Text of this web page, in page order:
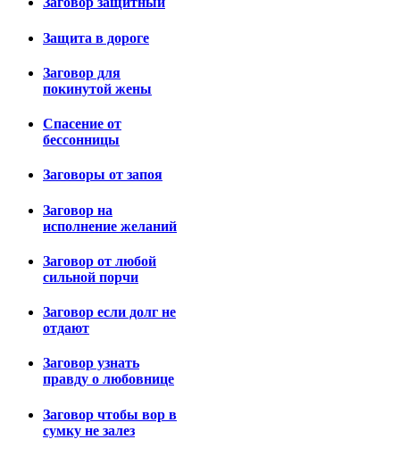
Защита в дороге
Заговор для
покинутой жены
Спасение от
бессонницы
Заговоры от запоя
Заговор на
исполнение желаний
Заговор от любой
сильной порчи
Заговор если долг не
отдают
Заговор узнать
правду о любовнице
Заговор чтобы вор в
сумку не залез